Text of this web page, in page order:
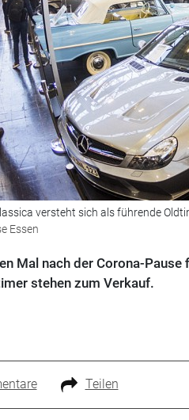
versteht sich als führende
Essen
Mal nach der Corona-
stehen zum Verkauf.
Teilen